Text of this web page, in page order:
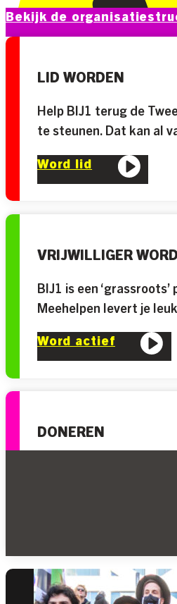
Bekijk de
LID WORDEN
Help BIJ1 terug de
te steunen. Dat kan al
Word lid
VRIJWILLIGER
BIJ1 is een
Meehelpen levert je
Word actief
DONEREN
BIJ1 ontvangt geen
extreemrechts en voor